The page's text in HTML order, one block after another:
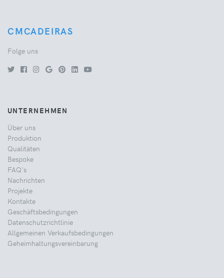
CMCADEIRAS
Folge uns
UNTERNEHMEN
Über uns
Produktion
Qualitäten
Bespoke
FAQ's
Nachrichten
Projekte
Kontakte
Geschäftsbedingungen
Datenschutzrichtlinie
Allgemeinen Verkaufsbedingungen
Geheimhaltungsvereinbarung